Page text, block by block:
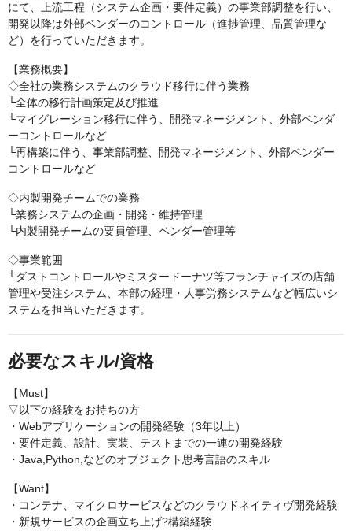
にて、上流工程（システム企画・要件定義）の事業部調整を行い、
開発以降は外部ベンダーのコントロール（進捗管理、品質管理な
ど）を行っていただきます。
【業務概要】
◇全社の業務システムのクラウド移行に伴う業務
└全体の移行計画策定及び推進
└マイグレーション移行に伴う、開発マネージメント、外部ベンダ
ーコントロールなど
└再構築に伴う、事業部調整、開発マネージメント、外部ベンダー
コントロールなど
◇内製開発チームでの業務
└業務システムの企画・開発・維持管理
└内製開発チームの要員管理、ベンダー管理等
◇事業範囲
└ダストコントロールやミスタードーナツ等フランチャイズの店舗
管理や受注システム、本部の経理・人事労務システムなど幅広いシ
ステムを担当いただきます。
必要なスキル/資格
【Must】
▽以下の経験をお持ちの方
・Webアプリケーションの開発経験（3年以上）
・要件定義、設計、実装、テストまでの一連の開発経験
・Java,Python,などのオブジェクト思考言語のスキル
【Want】
・コンテナ、マイクロサービスなどのクラウドネイティヴ開発経験
・新規サービスの企画立ち上げ?構築経験